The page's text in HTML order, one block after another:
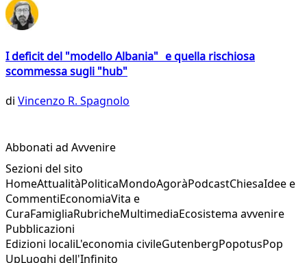
I deficit del "modello Albania" e quella rischiosa
scommessa sugli "hub"
di Vincenzo R. Spagnolo
Abbonati ad Avvenire
Sezioni del sito
HomeAttualitàPoliticaMondoAgoràPodcastChiesaIdee e
CommentiEconomiaVita e
CuraFamigliaRubricheMultimediaEcosistema avvenire
Pubblicazioni
Edizioni localiL'economia civileGutenbergPopotusPop
UpLuoghi dell'Infinito